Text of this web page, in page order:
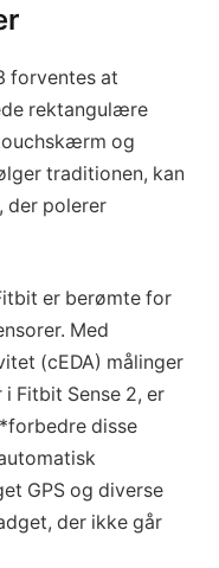
forventes at
rektangulære
og
traditionen, kan
der polerer
er berømte for
Med
(cEDA) målinger
Fitbit Sense 2, er
disse
GPS og diverse
der ikke går